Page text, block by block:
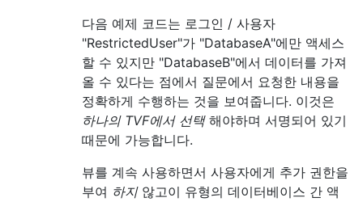
다음 예제 코드는 로그인 / 사용자
"RestrictedUser"가 "DatabaseA"에만 액세스
할 수 있지만 "DatabaseB"에서 데이터를 가져
올 수 있다는 점에서 질문에서 요청한 내용을
정확하게 수행하는 것을 보여줍니다. 이것은
하나의 TVF에서 선택해야하며 서명되어 있기
때문에 가능합니다.
뷰를 계속 사용하면서 사용자에게 추가 권한을
부여 하지않고이 유형의 데이터베이스 간 액